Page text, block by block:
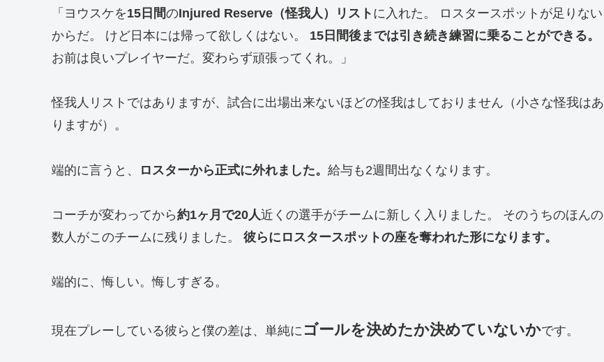
「ヨウスケを15日間のInjured Reserve（怪我人）リスト に入れた。 ロスタースポットが足りない
からだ。 けど日本には帰って欲しくはない。
15日間後までは引き続き練習に乗ることができる。
お前は良いプレイヤーだ。変わらず頑張ってくれ。」
怪我人リストではありますが、試合に出場出来ないほどの怪我はしておりません（小さな怪我はあ
りますが）。
端的に言うと、 ロスターから正式に外れました。 給与も2週間出なくなります。
コーチが変わってから約1ヶ月で20人近くの選手がチームに新しく入りました。 そのうちのほんの
数人がこのチームに残りました。 彼らにロスタースポットの座を奪われた形になります。
端的に、悔しい。悔しすぎる。
現在プレーしている彼らと僕の差は、単純に ゴールを決めたか決めていないかです。